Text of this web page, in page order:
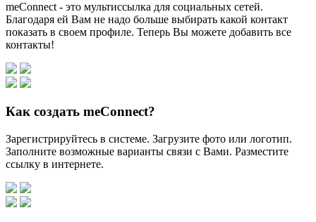
meConnect - это мультиссылка для социальных сетей.
Благодаря ей Вам не надо больше выбирать какой контакт
показать в своем профиле. Теперь Вы можете добавить все
контакты!
Как создать meConnect?
Зарегистрируйтесь в системе. Загрузите фото или логотип.
Заполните возможные варианты связи с Вами. Разместите
ссылку в интернете.